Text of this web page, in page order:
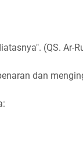
(QS. Ar-
dan